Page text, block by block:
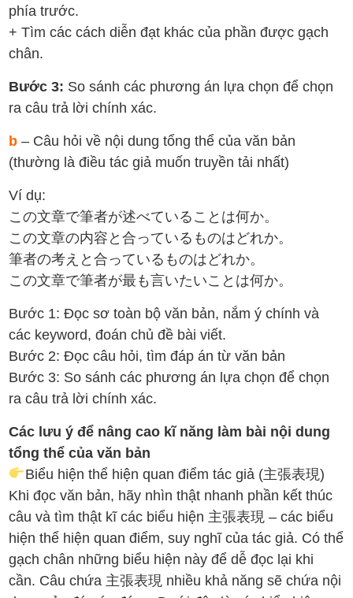
phía trước.
+ Tìm các cách diễn đạt khác của phần được gạch
chân.
Bước 3: So sánh các phương án lựa chọn để chọn
ra câu trả lời chính xác.
b – Câu hỏi về nội dung tổng thể của văn bản
(thường là điều tác giả muốn truyền tải nhất)
Ví dụ:
この文章で筆者が述べていることは何か。
この文章の内容と合っているものはどれか。
筆者の考えと合っているものはどれか。
この文章で筆者が最も言いたいことは何か。
Bước 1: Đọc sơ toàn bộ văn bản, nắm ý chính và
các keyword, đoán chủ đề bài viết.
Bước 2: Đọc câu hỏi, tìm đáp án từ văn bản
Bước 3: So sánh các phương án lựa chọn để chọn
ra câu trả lời chính xác.
Các lưu ý để nâng cao kĩ năng làm bài nội dung
tổng thể của văn bản
Biểu hiện thể hiện quan điểm tác giả (主張表現)
Khi đọc văn bản, hãy nhìn thật nhanh phần kết thúc
câu và tìm thật kĩ các biểu hiện 主張表現 – các biểu
hiện thể hiện quan điểm, suy nghĩ của tác giả. Có thể
gạch chân những biểu hiện này để dễ đọc lại khi
cần. Câu chứa 主張表現 nhiều khả năng sẽ chứa nội